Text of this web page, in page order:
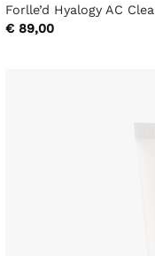
Forlle’d Hyalogy AC
€ 89,00